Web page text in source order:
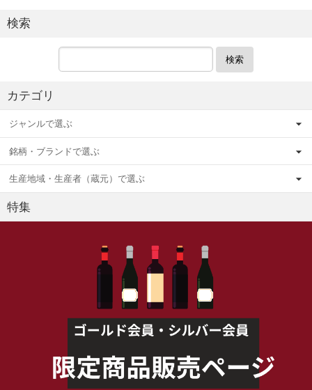
検索
検索
カテゴリ
ジャンルで選ぶ
銘柄・ブランドで選ぶ
生産地域・生産者（蔵元）で選ぶ
特集